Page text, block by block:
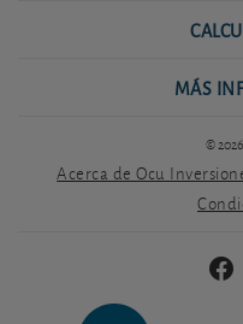
MÁS
©
Acerca de Ocu